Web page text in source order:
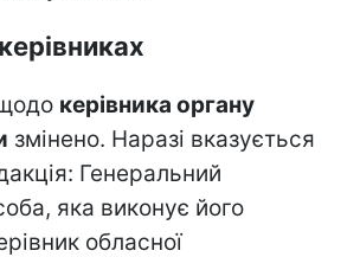
керівника органу
змінено. Наразі вказується
Генеральний
яка виконує його
обласної